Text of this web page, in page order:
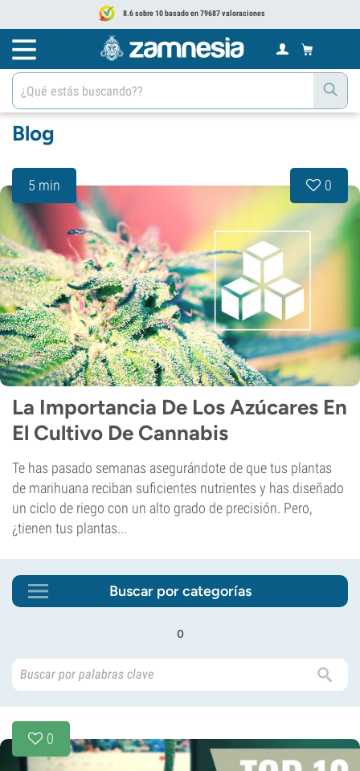
8.6 sobre 10 basado en 79687 valoraciones
Blog
5 min 0
La Importancia De Los Azúcares En
El Cultivo De Cannabis
Te has pasado semanas asegurándote de que tus plantas
de marihuana reciban suficientes nutrientes y has diseñado
un ciclo de riego con un alto grado de precisión. Pero,
¿tienen tus plantas...
Buscar por categorías
o
0